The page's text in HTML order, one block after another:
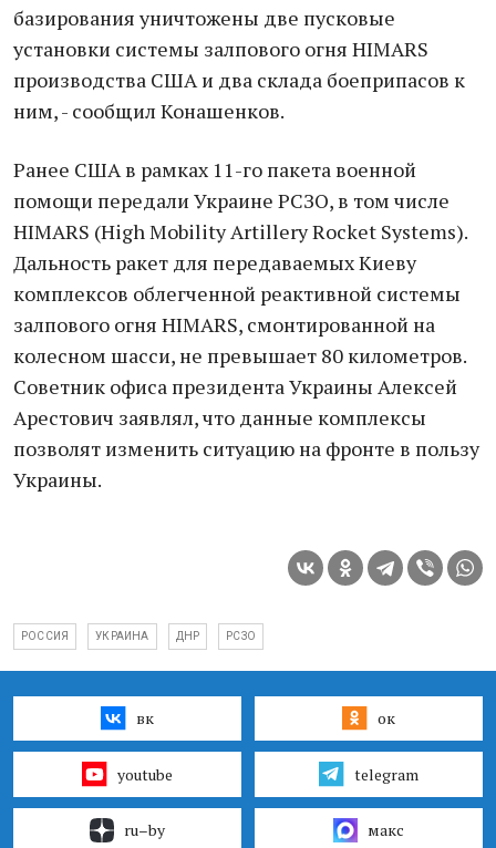
базирования уничтожены две пусковые
установки системы залпового огня HIMARS
производства США и два склада боеприпасов к
ним, - сообщил Конашенков.
Ранее США в рамках 11-го пакета военной
помощи передали Украине РСЗО, в том числе
HIMARS (High Mobility Artillery Rocket Systems).
Дальность ракет для передаваемых Киеву
комплексов облегченной реактивной системы
залпового огня HIMARS, смонтированной на
колесном шасси, не превышает 80 километров.
Советник офиса президента Украины Алексей
Арестович заявлял, что данные комплексы
позволят изменить ситуацию на фронте в пользу
Украины.
РОССИЯ УКРАИНА ДНР РСЗО
вк ок
youtube telegram
ru–by макс